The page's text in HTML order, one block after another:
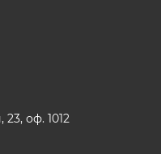
23, оф. 1012